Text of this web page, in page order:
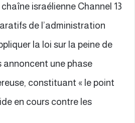
israélienne Channel 13
de l’administration
la loi sur la peine de
annoncent une phase
constituant « le point
en cours contre les